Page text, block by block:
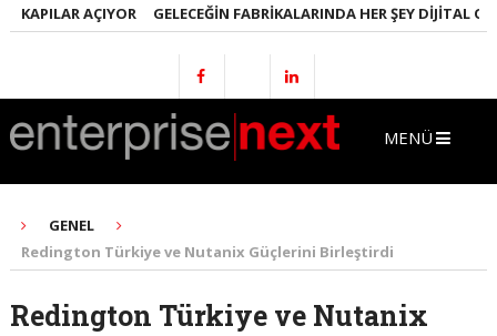
AÇIYOR GELECEĞIN FABRIKALARINDA HER ŞEY DIJITAL
MENÜ
GENEL
Redington Türkiye ve Nutanix Güçlerini Birleştirdi
Redington Türkiye ve Nutanix